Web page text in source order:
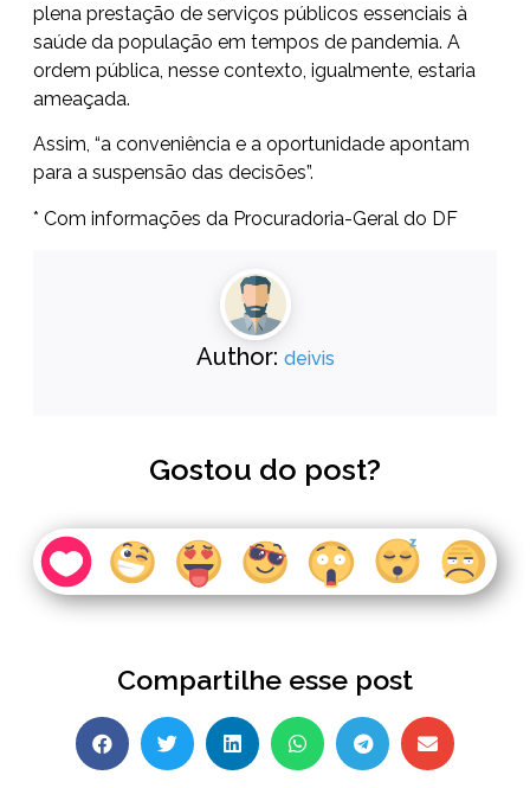
plena prestação de serviços públicos essenciais à
saúde da população em tempos de pandemia. A
ordem pública, nesse contexto, igualmente, estaria
ameaçada.
Assim, “a conveniência e a oportunidade apontam
para a suspensão das decisões”.
* Com informações da Procuradoria-Geral do DF
Author: deivis
Gostou do post?
Compartilhe esse post